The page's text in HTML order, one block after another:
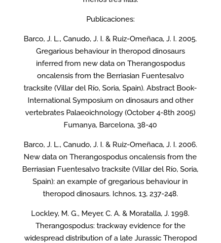
Publicaciones:
Barco, J. L., Canudo, J. I. & Ruiz-Omeñaca, J. I. 2005.
Gregarious behaviour in theropod dinosaurs
inferred from new data on Therangospodus
oncalensis from the Berriasian Fuentesalvo
tracksite (Villar del Río, Soria, Spain). Abstract Book-
International Symposium on dinosaurs and other
vertebrates Palaeoichnology (October 4-8th 2005)
Fumanya, Barcelona, 38-40
Barco, J. L., Canudo, J. I. & Ruiz-Omeñaca, J. I. 2006.
New data on Therangospodus oncalensis from the
Berriasian Fuentesalvo tracksite (Villar del Río, Soria,
Spain): an example of gregarious behaviour in
theropod dinosaurs. Ichnos, 13, 237-248.
Lockley, M. G., Meyer, C. A. & Moratalla, J. 1998.
Therangospodus: trackway evidence for the
widespread distribution of a late Jurassic Theropod